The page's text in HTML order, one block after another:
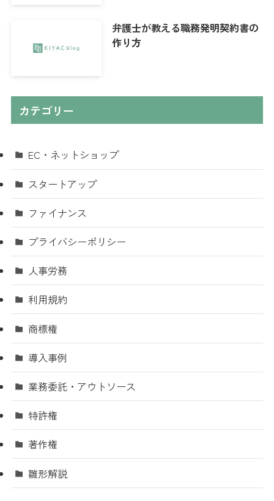
弁護士が教える職務発明契約書の
作り方
カテゴリー
EC・ネットショップ
スタートアップ
ファイナンス
プライバシーポリシー
人事労務
利用規約
商標権
導入事例
業務委託・アウトソース
特許権
著作権
雛形解説